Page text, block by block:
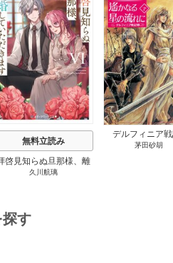
無料立読み
啓見知らぬ旦那様、離
婚していただきます
久川航璃
デルフィニア
茅田砂胡
探す